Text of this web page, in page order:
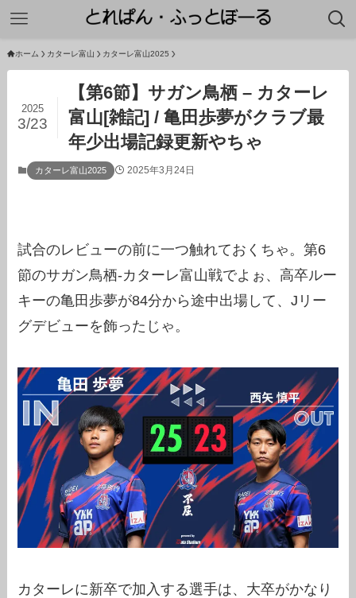
ホーム カターレ富山 カターレ富山2025
【第6節】サガン鳥栖 – カターレ
富山[雑記] / 亀田歩夢がクラブ最
年少出場記録更新やちゃ
2025
3/23
カターレ富山2025 2025年3月24日
試合のレビューの前に一つ触れておくちゃ。第6
節のサガン鳥栖-カターレ富山戦でよぉ、高卒ルー
キーの亀田歩夢が84分から途中出場して、Jリー
グデビューを飾ったじゃ。
カターレに新卒で加入する選手は、大卒がかなり